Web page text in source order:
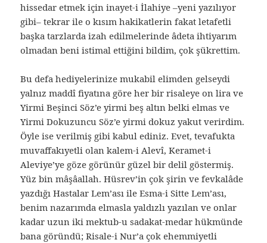
hissedar etmek için inayet-i İlahiye –yeni yazılıyor
gibi– tekrar ile o kısım hakikatlerin fakat letafetli
başka tarzlarda izah edilmelerinde âdeta ihtiyarım
olmadan beni istimal ettiğini bildim, çok şükrettim.
Bu defa hediyelerinize mukabil elimden gelseydi
yalnız maddî fiyatına göre her bir risaleye on lira ve
Yirmi Beşinci Söz’e yirmi beş altın belki elmas ve
Yirmi Dokuzuncu Söz’e yirmi dokuz yakut verirdim.
Öyle ise verilmiş gibi kabul ediniz. Evet, tevafukta
muvaffakıyetli olan kalem-i Alevî, Keramet-i
Aleviye’ye göze görünür güzel bir delil göstermiş.
Yüz bin mâşâallah. Hüsrev’in çok şirin ve fevkalâde
yazdığı Hastalar Lem’ası ile Esma-i Sitte Lem’ası,
benim nazarımda elmasla yaldızlı yazılan ve onlar
kadar uzun iki mektub-u sadakat-medar hükmünde
bana göründü; Risale-i Nur’a çok ehemmiyetli